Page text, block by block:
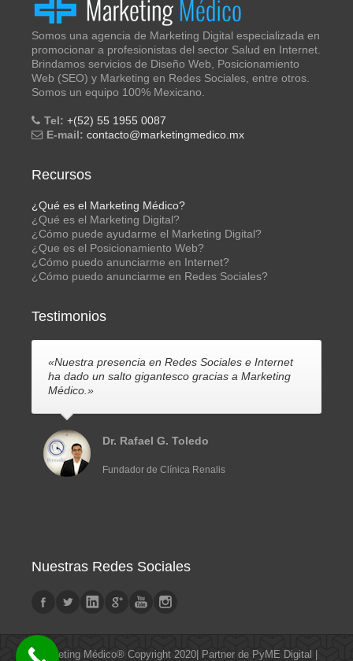
Somos una agencia de Marketing Digital especializada en
promocionar a profesionistas del sector Salud en Internet.
Brindamos servicios de Diseño Web, Posicionamiento
Web (SEO) y Marketing en Redes Sociales, entre otros.
Somos un equipo 100% Mexicano.
Tel: +(52) 55 1955 0087
E-mail: contacto@marketingmedico.mx
Recursos
¿Qué es el Marketing Médico?
¿Qué es el Marketing Digital?
¿Cómo puede ayudarme el Marketing Digital?
¿Que es el Posicionamiento Web?
¿Cómo puedo anunciarme en Internet?
¿Cómo puedo anunciarme en Redes Sociales?
Testimonios
«Nuestra presencia en Redes Sociales e Internet
ha dado un salto gigantesco gracias a Marketing
Médico.»
Dr. Rafael G. Toledo
Fundador de Clínica Renalis
Nuestras Redes Sociales
Marketing Médico® Copyright 2020| Partner de PyME Digital |